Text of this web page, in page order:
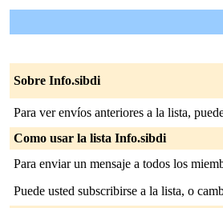
Sobre Info.sibdi
Para ver envíos anteriores a la lista,
Como usar la lista Info.sibdi
Para enviar un mensaje a todos los
Puede usted subscribirse a la lista, o